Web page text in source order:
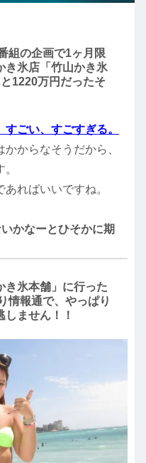
組の企画で1ヶ月限
き氷店「竹山かき氷
1220万円だったそ
ごい、すごすぎる。
からなそうだから、
ればいいですね。
かなーとひそかに期
き氷本舗」に行った
情報通で、やっぱり
ません！！